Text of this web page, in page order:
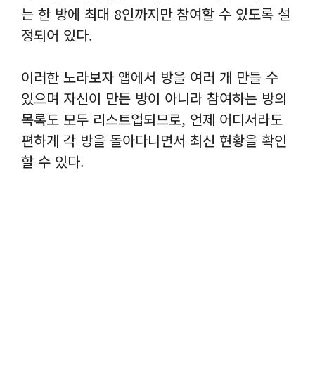
는 한 방에 최대 8인까지만 참여할 수 있도록 설
정되어 있다.
이러한 노라보자 앱에서 방을 여러 개 만들 수
있으며 자신이 만든 방이 아니라 참여하는 방의
목록도 모두 리스트업되므로, 언제 어디서라도
편하게 각 방을 돌아다니면서 최신 현황을 확인
할 수 있다.